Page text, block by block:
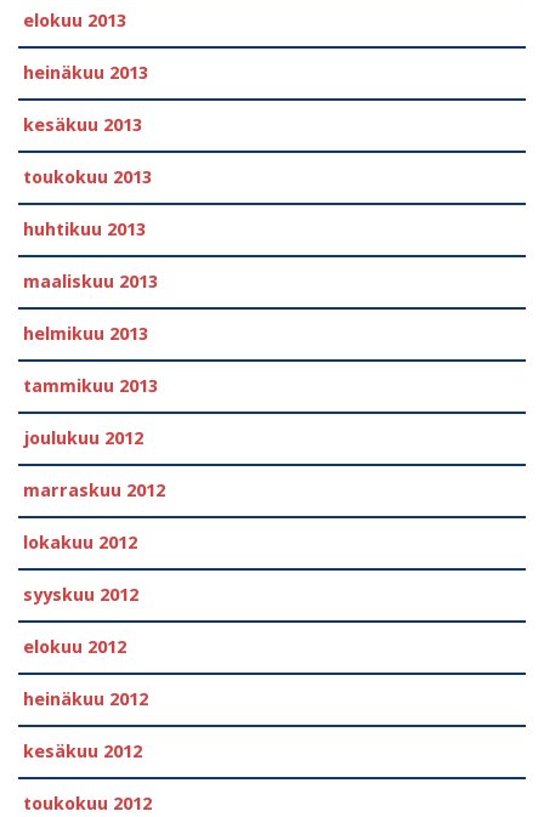
elokuu 2013
heinäkuu 2013
kesäkuu 2013
toukokuu 2013
huhtikuu 2013
maaliskuu 2013
helmikuu 2013
tammikuu 2013
joulukuu 2012
marraskuu 2012
lokakuu 2012
syyskuu 2012
elokuu 2012
heinäkuu 2012
kesäkuu 2012
toukokuu 2012